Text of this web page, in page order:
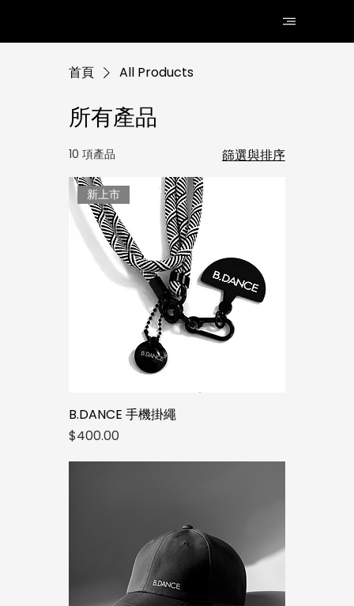
首頁 All Products
所有產品
10 項產品 篩選與排序
新上市
B.DANCE 手機掛繩
價格
$400.00